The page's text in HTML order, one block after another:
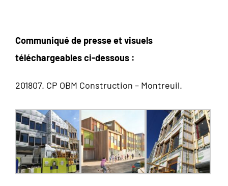
Communiqué de presse et visuels
téléchargeables ci-dessous :
201807. CP OBM Construction – Montreuil.